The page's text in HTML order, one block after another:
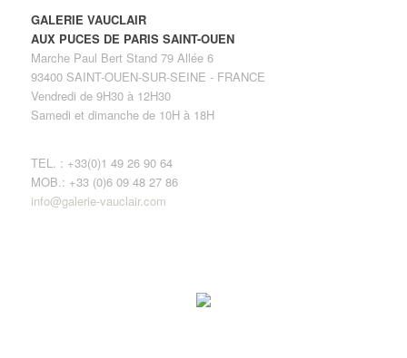
GALERIE VAUCLAIR
AUX PUCES DE PARIS SAINT-OUEN
Marche Paul Bert Stand 79 Allée 6
93400 SAINT-OUEN-SUR-SEINE - FRANCE
Vendredi de 9H30 à 12H30
Samedi et dimanche de 10H à 18H
TEL. : +33(0)1 49 26 90 64
MOB.: +33 (0)6 09 48 27 86
info@galerie-vauclair.com